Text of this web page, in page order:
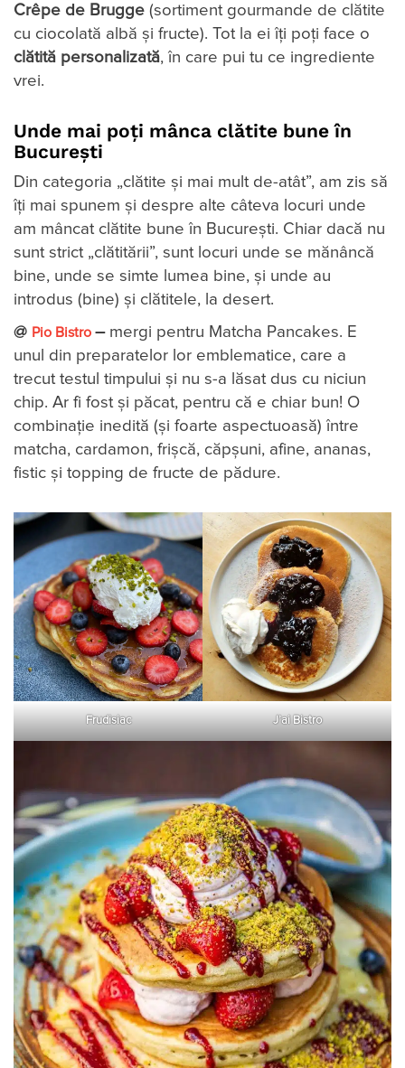
Crêpe de Brugge (sortiment gourmande de clătite
cu ciocolată albă și fructe). Tot la ei îți poți face o
clătită personalizată, în care pui tu ce ingrediente
vrei.
Unde mai poți mânca clătite bune în
București
Din categoria „clătite și mai mult de-atât”, am zis să
îți mai spunem și despre alte câteva locuri unde
am mâncat clătite bune în București. Chiar dacă nu
sunt strict „clătitării”, sunt locuri unde se mănâncă
bine, unde se simte lumea bine, și unde au
introdus (bine) și clătitele, la desert.
@ Pio Bistro – mergi pentru Matcha Pancakes. E
unul din preparatelor lor emblematice, care a
trecut testul timpului și nu s-a lăsat dus cu niciun
chip. Ar fi fost și păcat, pentru că e chiar bun! O
combinație inedită (și foarte aspectuoasă) între
matcha, cardamon, frișcă, căpșuni, afine, ananas,
fistic și topping de fructe de pădure.
Frudisiac J’ai Bistro